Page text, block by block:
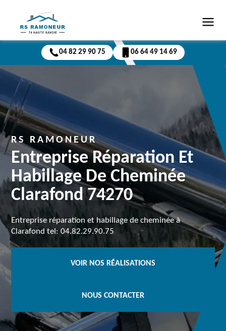
04 82 29 90 75 06 64 49 14 69
RS RAMONEUR
Entreprise Réparation Et
Habillage De Cheminée
Clarafond 74270
Entreprise réparation et habillage de cheminée à
Clarafond tel: 04.82.29.90.75
VOIR NOS RÉALISATIONS
NOUS CONTACTER